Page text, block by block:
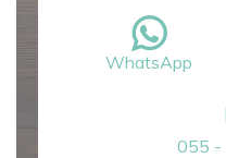
WhatsApp
055 -